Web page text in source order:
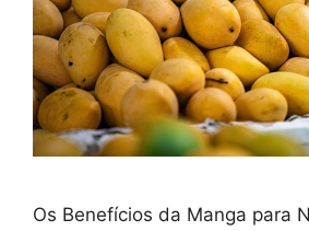
Os Benefícios da Manga para